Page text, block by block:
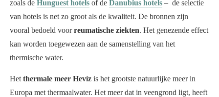
zoals de Hunguest hotels of de Danubius hotels – de selectie
van hotels is net zo groot als de kwaliteit. De bronnen zijn
vooral bedoeld voorreumatische ziekten. Het genezende effect
kan worden toegewezen aan de samenstelling van het
thermische water.
Het thermale meer Hevíz is het grootste natuurlijke meer in
Europa met thermaalwater. Het meer dat in veengrond ligt, heeft